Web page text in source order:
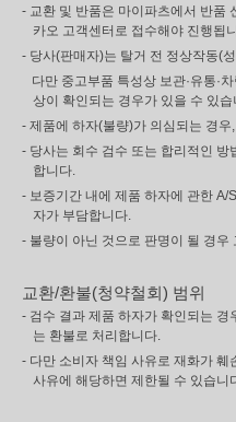
- 교환 및 반품은 마이파츠에서 반품
카오 고객센터로 접수해야 진행됩
- 당사(판매자)는 탈거 전 정상작동(
다만 중고부품 특성상 보관·유통·
상이 확인되는 경우가 있을 수 있습
- 제품에 하자(불량)가 의심되는 경
- 당사는 회수 검수 또는 합리적인
합니다.
- 보증기간 내에 제품 하자에 관한 A/
자가 부담합니다.
- 불량이 아닌 것으로 판명이 될 경
교환/환불(청약철회) 범위
- 검수 결과 제품 하자가 확인되는 경
는 환불로 처리합니다.
- 다만 소비자 책임 사유로 재화가
사유에 해당하면 제한될 수 있습니